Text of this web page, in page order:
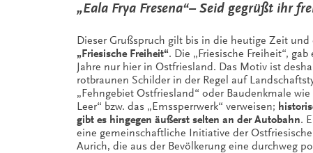
„Eala Frya Fresena“– Seid gegrüßt ihr
Dieser Grußspruch gilt bis in die heutige Zeit und
„Friesische Freiheit“. Die „Friesische Freiheit“,
Jahre nur hier in Ostfriesland. Das Motiv ist
rotbraunen Schilder in der Regel auf
„Fehngebiet Ostfriesland“ oder Baudenkmale
Leer“ bzw. das „Emssperrwerk“ verweisen;
gibt es hingegen äußerst selten an der Autobahn.
eine gemeinschaftliche Initiative der
Aurich, die aus der Bevölkerung eine durchweg